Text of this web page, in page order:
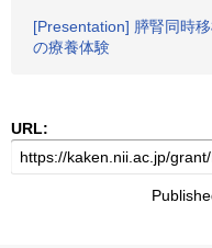
[Presentation] 膵腎同時
の療養体験
URL: